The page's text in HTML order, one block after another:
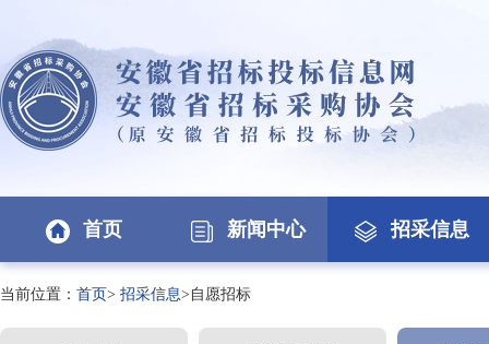
首页 新闻中心 招采信息
当前位置： 首页> 招采信息>自愿招标